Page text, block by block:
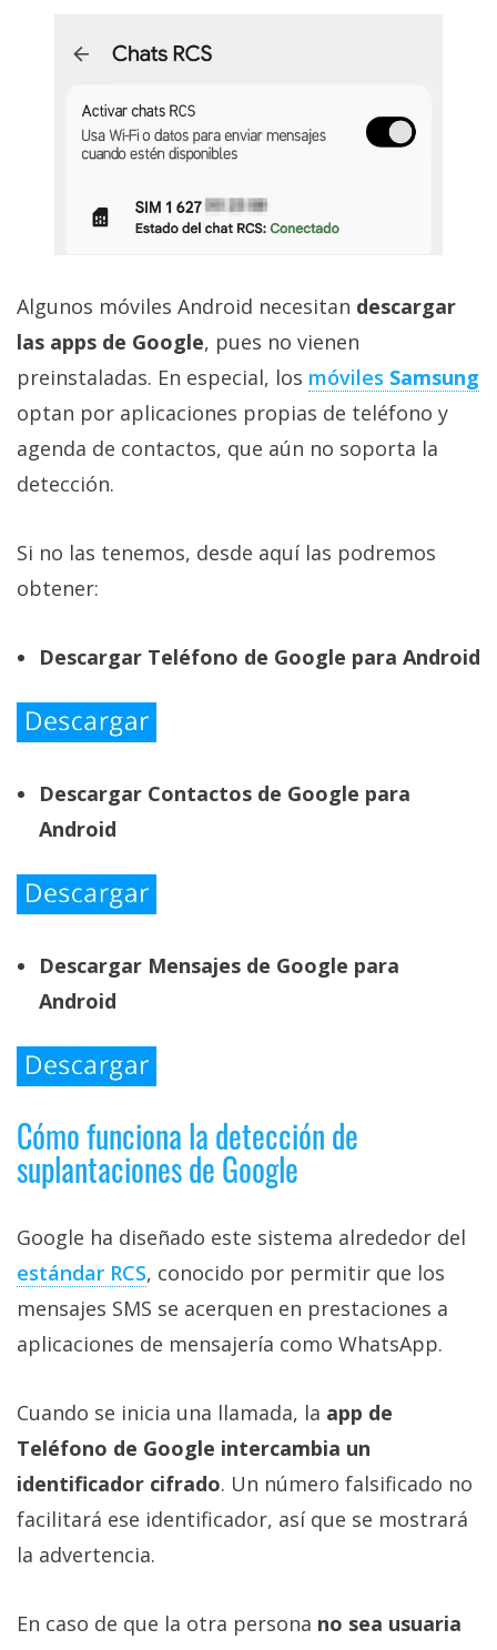
Algunos móviles Android necesitan descargar
las apps de Google, pues no vienen
preinstaladas. En especial, los móviles Samsung
optan por aplicaciones propias de teléfono y
agenda de contactos, que aún no soporta la
detección.
Si no las tenemos, desde aquí las podremos
obtener:
Descargar Teléfono de Google para Android
Descargar Contactos de Google para
Android
Descargar Mensajes de Google para
Android
Cómo funciona la detección de
suplantaciones de Google
Google ha diseñado este sistema alrededor del
estándar RCS‎, conocido por permitir que los
mensajes SMS se acerquen en prestaciones a
aplicaciones de mensajería como WhatsApp.
Cuando se inicia una llamada, la app de
Teléfono de Google intercambia un
identificador cifrado. Un número falsificado no
facilitará ese identificador, así que se mostrará
la advertencia.
En caso de que la otra persona no sea usuaria